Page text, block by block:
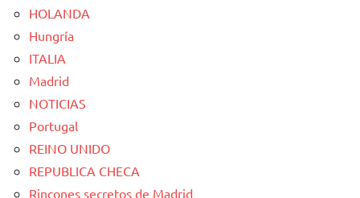
HOLANDA
Hungría
ITALIA
Madrid
NOTICIAS
Portugal
REINO UNIDO
REPUBLICA CHECA
Rincones secretos de Madrid